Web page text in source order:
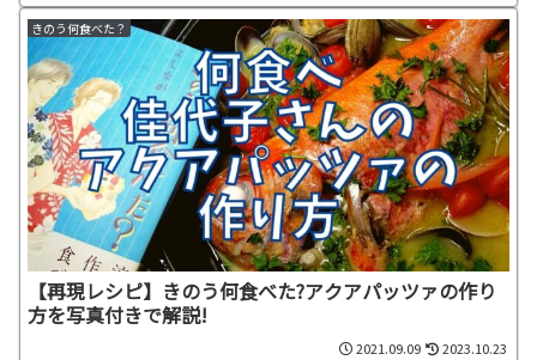
きのう何食べた？
【再現レシピ】きのう何食べた?アクアパッツァの作り
方を写真付きで解説!
2021.09.09 2023.10.23